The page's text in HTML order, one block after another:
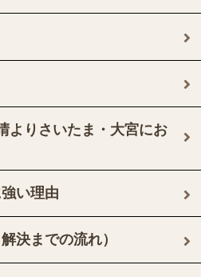
よりさいたま・大宮にお
い理由
決までの流れ）